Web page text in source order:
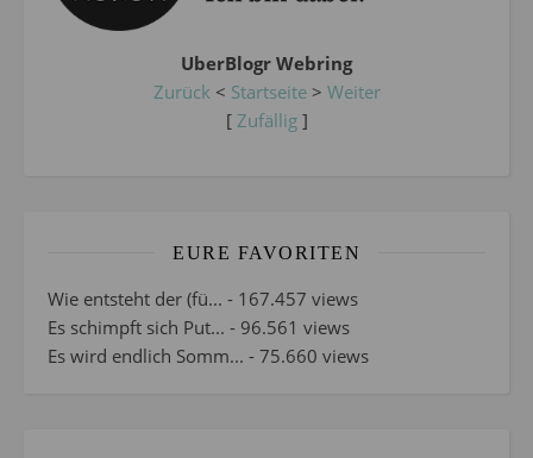
UberBlogr Webring
Zurück < Startseite> Weiter
[ Zufällig]
EURE FAVORITEN
Wie entsteht der (fü... - 167.457 views
Es schimpft sich Put... - 96.561 views
Es wird endlich Somm... - 75.660 views